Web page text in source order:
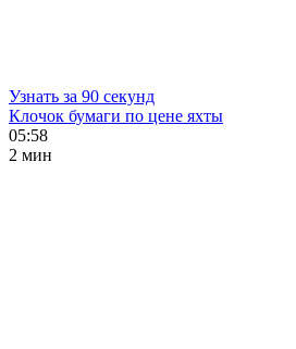
Узнать за 90 секунд
Клочок бумаги по цене яхты
05:58
2 мин